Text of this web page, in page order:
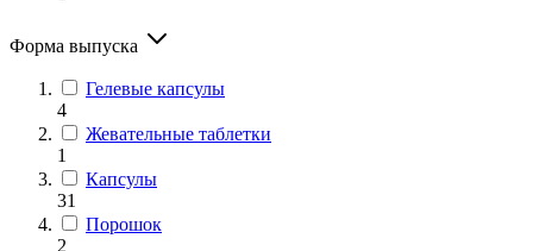
Форма выпуска
Гелевые капсулы
4
Жевательные таблетки
1
Капсулы
31
Порошок
2